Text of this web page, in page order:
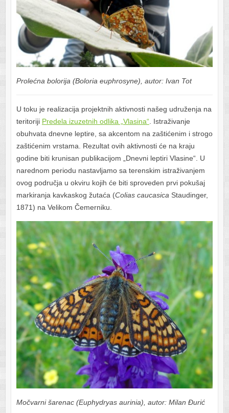
Prolećna bolorija (Boloria euphrosyne), autor: Ivan Tot
U toku je realizacija projektnih aktivnosti našeg udruženja na
teritoriji Predela izuzetnih odlika „Vlasina“. Istraživanje
obuhvata dnevne leptire, sa akcentom na zaštićenim i strogo
zaštićenim vrstama. Rezultat ovih aktivnosti će na kraju
godine biti krunisan publikacijom „Dnevni leptiri Vlasine“. U
narednom periodu nastavljamo sa terenskim istraživanjem
ovog područja u okviru kojih će biti sproveden prvi pokušaj
markiranja kavkaskog žutaća (Colias caucasica Staudinger,
1871) na Velikom Čemerniku.
Močvarni šarenac (Euphydryas aurinia), autor: Milan Đurić